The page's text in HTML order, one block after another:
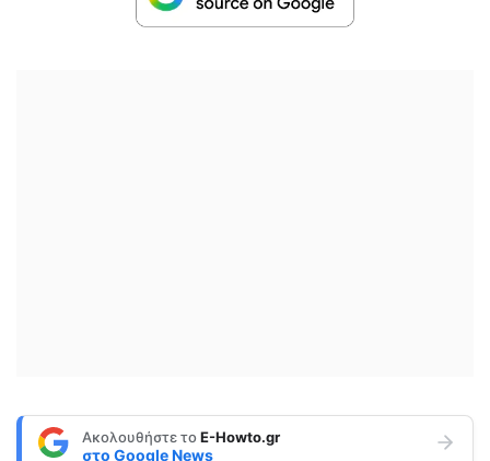
Ακολουθήστε τοE-Howto.gr
στο Google News